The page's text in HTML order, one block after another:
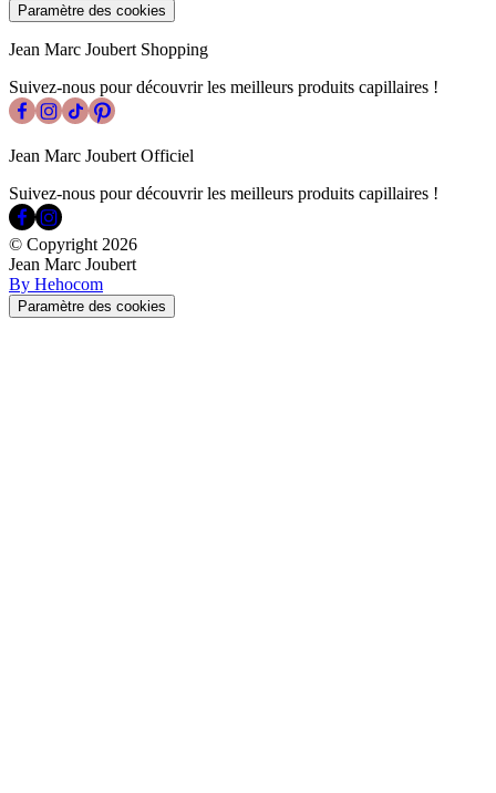
Paramètre des cookies
Jean Marc Joubert Shopping
Suivez-nous pour découvrir les meilleurs produits capillaires !
Jean Marc Joubert Officiel
Suivez-nous pour découvrir les meilleurs produits capillaires !
© Copyright 2026
Jean Marc Joubert
By Hehocom
Paramètre des cookies